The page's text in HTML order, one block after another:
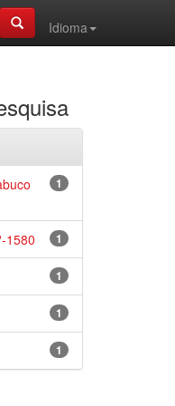
Idioma
1
1
1580
1
1
1